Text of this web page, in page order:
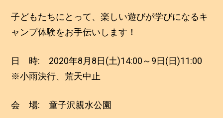
子どもたちにとって、楽しい遊びが学びになるキ
ャンプ体験をお手伝いします！
日 時: 2020年8月8日(土)14:00～9日(日)11:00
※小雨決行、荒天中止
会 場: 童子沢親水公園